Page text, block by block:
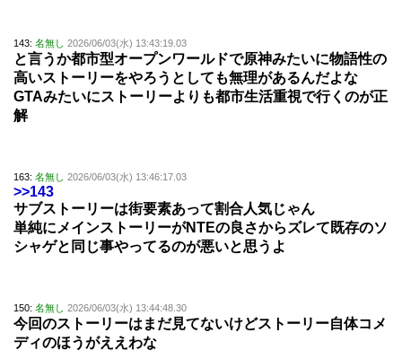
143: 名無し 2026/06/03(水) 13:43:19.03
と言うか都市型オープンワールドで原神みたいに物語性の
高いストーリーをやろうとしても無理があるんだよな
GTAみたいにストーリーよりも都市生活重視で行くのが正
解
163: 名無し 2026/06/03(水) 13:46:17.03
>>143
サブストーリーは街要素あって割合人気じゃん
単純にメインストーリーがNTEの良さからズレて既存のソ
シャゲと同じ事やってるのが悪いと思うよ
150: 名無し 2026/06/03(水) 13:44:48.30
今回のストーリーはまだ見てないけどストーリー自体コメ
ディのほうがええわな